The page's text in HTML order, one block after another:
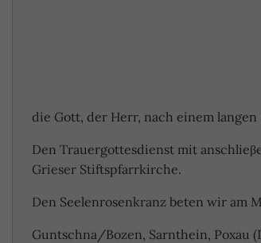
die Gott, der Herr, nach einem
Den Trauergottesdienst mit
Grieser Stiftspfarrkirche.
Den Seelenrosenkranz beten wir am
Guntschna/Bozen, Sarnthein, Poxau